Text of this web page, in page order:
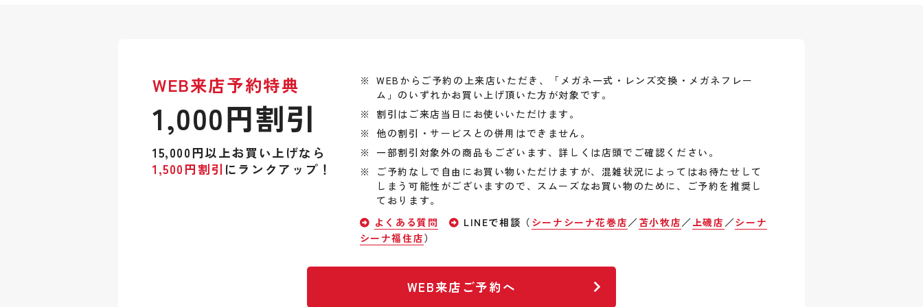
WEB来店予約特典
1,000円割引
15,000円以上お買い上げなら
1,500円割引 にランクアップ！
WEBからご予約の上来店いただき、「メガネ一式・レンズ交換・メガネフレー
ム」のいずれかお買い上げ頂いた方が対象です。
割引はご来店当日にお使いいただけます。
他の割引・サービスとの併用はできません。
一部割引対象外の商品もございます、詳しくは店頭でご確認ください。
ご予約なしで自由にお買い物いただけますが、混雑状況によってはお待たせして
しまう可能性がございますので、スムーズなお買い物のために、ご予約を推奨し
ております。
よくある質問
LINEで相談（ シーナシーナ花巻店／ 苫小牧店／ 上磯店 ／シーナ
シーナ福住店）
WEB来店ご予約へ